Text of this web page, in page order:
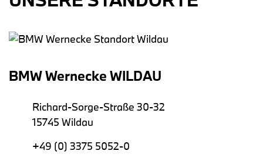
BMW Wernecke WILDAU
Richard-Sorge-Straße 30-32
15745 Wildau
+49 (0) 3375 5052-0